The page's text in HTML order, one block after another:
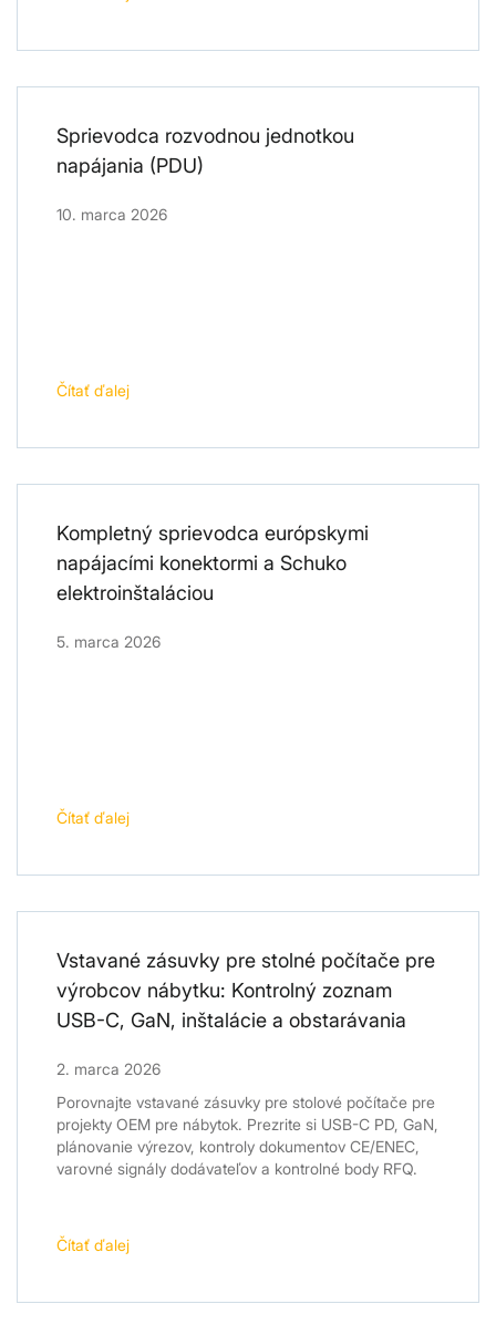
Sprievodca rozvodnou jednotkou
napájania (PDU)
10. marca 2026
Čítať ďalej
Kompletný sprievodca európskymi
napájacími konektormi a Schuko
elektroinštaláciou
5. marca 2026
Čítať ďalej
Vstavané zásuvky pre stolné počítače pre
výrobcov nábytku: Kontrolný zoznam
USB-C, GaN, inštalácie a obstarávania
2. marca 2026
Porovnajte vstavané zásuvky pre stolové počítače pre
projekty OEM pre nábytok. Prezrite si USB-C PD, GaN,
plánovanie výrezov, kontroly dokumentov CE/ENEC,
varovné signály dodávateľov a kontrolné body RFQ.
Čítať ďalej